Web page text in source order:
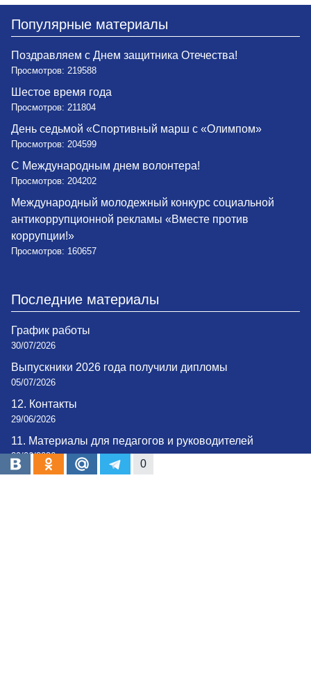
0
Популярные материалы
Поздравляем с Днем защитника Отечества!
Просмотров: 219588
Шестое время года
Просмотров: 211804
День седьмой «Спортивный марш с «Олимпом»
Просмотров: 204599
С Международным днем волонтера!
Просмотров: 204202
Международный молодежный конкурс социальной
антикоррупционной рекламы «Вместе против
коррупции!»
Просмотров: 160657
Последние материалы
График работы
30/07/2026
Выпускники 2026 года получили дипломы
05/07/2026
12. Контакты
29/06/2026
11. Материалы для педагогов и руководителей
29/06/2026
10. Материалы для студентов и абитуриентов